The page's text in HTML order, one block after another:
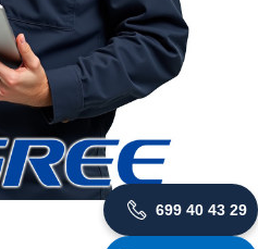
699 40 43 29